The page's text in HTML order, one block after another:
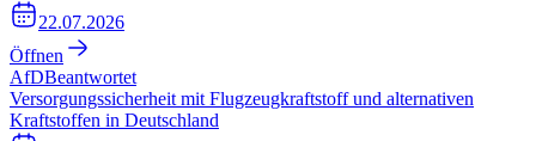
22.07.2026
Öffnen
AfDBeantwortet
Versorgungssicherheit mit Flugzeugkraftstoff und alternativen
Kraftstoffen in Deutschland